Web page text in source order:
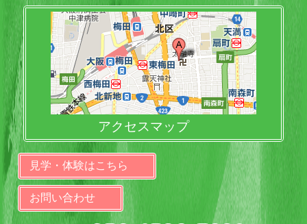
アクセスマップ
見学・体験はこちら
お問い合わせ